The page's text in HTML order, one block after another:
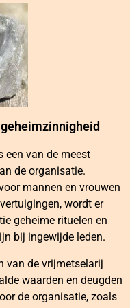
een van de meest
de organisatie.
mannen en vrouwen
wordt er
geheime rituelen en
bij ingewijde leden.
van de vrijmetselarij
waarden en deugden
de organisatie, zoals